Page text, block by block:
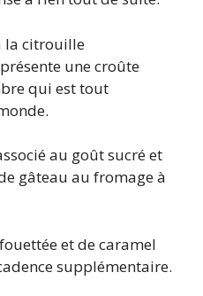
la citrouille
une croûte
qui est tout
au goût sucré et
gâteau au fromage à
et de caramel
supplémentaire.